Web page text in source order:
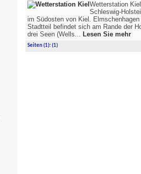
Wetterstation
Schleswig-
im Südosten von Kiel.
Stadtteil befindet sich am Rande der
drei Seen (Wells... Lesen Sie mehr
Seiten(1):(1)